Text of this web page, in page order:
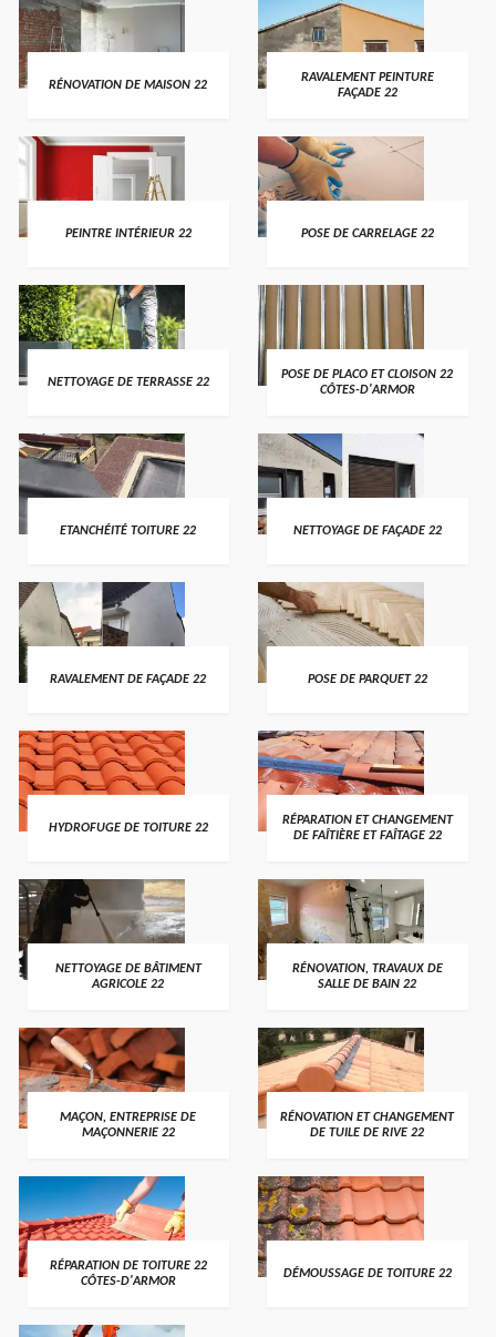
RÉNOVATION DE MAISON 22
RAVALEMENT PEINTURE
FAÇADE 22
PEINTRE INTÉRIEUR 22 POSE DE CARRELAGE 22
NETTOYAGE DE TERRASSE 22
POSE DE PLACO ET CLOISON 22
CÔTES-D'ARMOR
ETANCHÉITÉ TOITURE 22 NETTOYAGE DE FAÇADE 22
RAVALEMENT DE FAÇADE 22 POSE DE PARQUET 22
HYDROFUGE DE TOITURE 22
RÉPARATION ET CHANGEMENT
DE FAÎTIÈRE ET FAÎTAGE 22
NETTOYAGE DE BÂTIMENT
AGRICOLE 22
RÉNOVATION, TRAVAUX DE
SALLE DE BAIN 22
MAÇON, ENTREPRISE DE
MAÇONNERIE 22
RÉNOVATION ET CHANGEMENT
DE TUILE DE RIVE 22
RÉPARATION DE TOITURE 22
CÔTES-D'ARMOR
DÉMOUSSAGE DE TOITURE 22